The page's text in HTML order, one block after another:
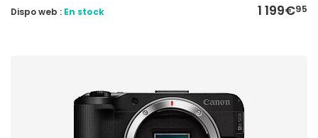
1 199€95
Dispo web : En stock